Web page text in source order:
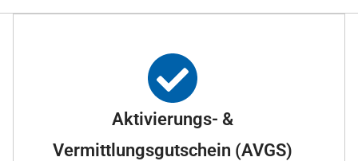
Aktivierungs- &
Vermittlungsgutschein (AVGS)